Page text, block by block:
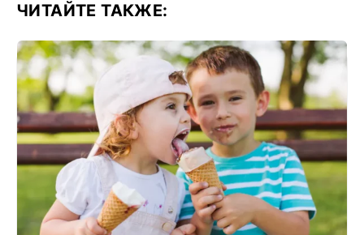
ЧИТАЙТЕ ТАКЖЕ: